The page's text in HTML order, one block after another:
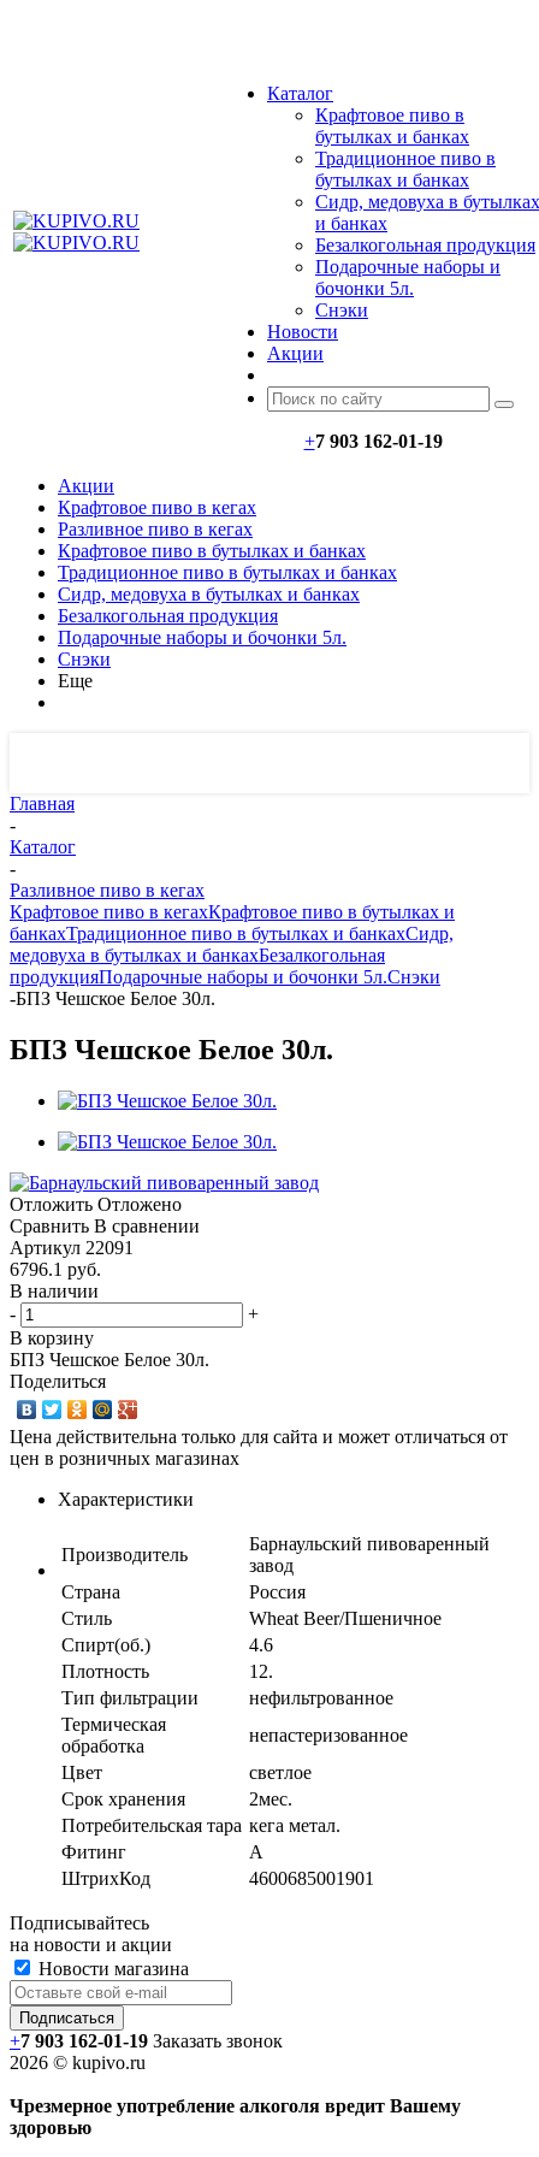
Каталог
Крафтовое пиво в
бутылках и банках
Традиционное пиво в
бутылках и банках
Сидр, медовуха в бутылках
и банках
Безалкогольная продукция
Подарочные наборы и
бочонки 5л.
Снэки
Новости
Акции
+7 903 162-01-19
Акции
Крафтовое пиво в кегах
Разливное пиво в кегах
Крафтовое пиво в бутылках и банках
Традиционное пиво в бутылках и банках
Сидр, медовуха в бутылках и банках
Безалкогольная продукция
Подарочные наборы и бочонки 5л.
Снэки
Еще
Главная
-
Каталог
-
Разливное пиво в кегах
Крафтовое пиво в кегахКрафтовое пиво в бутылках и
банкахТрадиционное пиво в бутылках и банкахСидр,
медовуха в бутылках и банкахБезалкогольная
продукцияПодарочные наборы и бочонки 5л.Снэки
-БПЗ Чешское Белое 30л.
БПЗ Чешское Белое 30л.
Отложить Отложено
Сравнить В сравнении
Артикул 22091
6796.1 руб.
В наличии
-
+
В корзину
БПЗ Чешское Белое 30л.
Поделиться
Цена действительна только для сайта и может отличаться от
цен в розничных магазинах
Характеристики
Производитель
Барнаульский пивоваренный
завод
Страна
Россия
Стиль
Wheat Beer/Пшеничное
Спирт(об.)
4.6
Плотность
12.
Тип фильтрации
нефильтрованное
Термическая
обработка
непастеризованное
Цвет
светлое
Срок хранения
2мес.
Потребительская тара кега метал.
Фитинг
A
ШтрихКод
4600685001901
Подписывайтесь
на новости и акции
Новости магазина
+7 903 162-01-19 Заказать звонок
2026 © kupivo.ru
Чрезмерное употребление алкоголя вредит Вашему
здоровью